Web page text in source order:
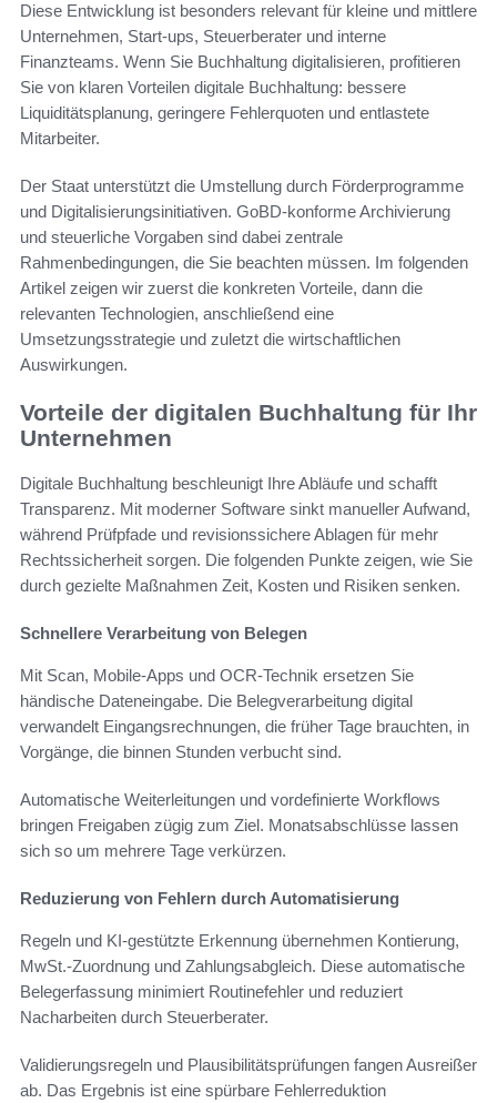
Diese Entwicklung ist besonders relevant für kleine und mittlere
Unternehmen, Start-ups, Steuerberater und interne
Finanzteams. Wenn Sie Buchhaltung digitalisieren, profitieren
Sie von klaren Vorteilen digitale Buchhaltung: bessere
Liquiditätsplanung, geringere Fehlerquoten und entlastete
Mitarbeiter.
Der Staat unterstützt die Umstellung durch Förderprogramme
und Digitalisierungsinitiativen. GoBD-konforme Archivierung
und steuerliche Vorgaben sind dabei zentrale
Rahmenbedingungen, die Sie beachten müssen. Im folgenden
Artikel zeigen wir zuerst die konkreten Vorteile, dann die
relevanten Technologien, anschließend eine
Umsetzungsstrategie und zuletzt die wirtschaftlichen
Auswirkungen.
Vorteile der digitalen Buchhaltung für Ihr
Unternehmen
Digitale Buchhaltung beschleunigt Ihre Abläufe und schafft
Transparenz. Mit moderner Software sinkt manueller Aufwand,
während Prüfpfade und revisionssichere Ablagen für mehr
Rechtssicherheit sorgen. Die folgenden Punkte zeigen, wie Sie
durch gezielte Maßnahmen Zeit, Kosten und Risiken senken.
Schnellere Verarbeitung von Belegen
Mit Scan, Mobile-Apps und OCR-Technik ersetzen Sie
händische Dateneingabe. Die Belegverarbeitung digital
verwandelt Eingangsrechnungen, die früher Tage brauchten, in
Vorgänge, die binnen Stunden verbucht sind.
Automatische Weiterleitungen und vordefinierte Workflows
bringen Freigaben zügig zum Ziel. Monatsabschlüsse lassen
sich so um mehrere Tage verkürzen.
Reduzierung von Fehlern durch Automatisierung
Regeln und KI-gestützte Erkennung übernehmen Kontierung,
MwSt.-Zuordnung und Zahlungsabgleich. Diese automatische
Belegerfassung minimiert Routinefehler und reduziert
Nacharbeiten durch Steuerberater.
Validierungsregeln und Plausibilitätsprüfungen fangen Ausreißer
ab. Das Ergebnis ist eine spürbare Fehlerreduktion